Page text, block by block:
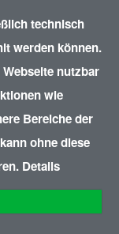
technisch
werden können.
nutzbar
wie
Bereiche der
ohne diese
Details